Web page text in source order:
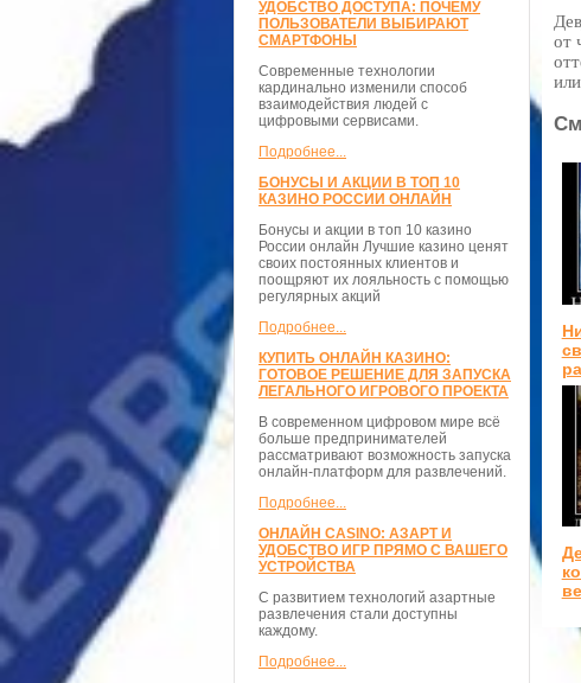
УДОБСТВО ДОСТУПА: ПОЧЕМУ
ПОЛЬЗОВАТЕЛИ ВЫБИРАЮТ
СМАРТФОНЫ
Современные технологии
кардинально изменили способ
взаимодействия людей с
цифровыми сервисами.
Подробнее...
БОНУСЫ И АКЦИИ В ТОП 10
КАЗИНО РОССИИ ОНЛАЙН
Бонусы и акции в топ 10 казино
России онлайн Лучшие казино ценят
своих постоянных клиентов и
поощряют их лояльность с помощью
регулярных акций
Подробнее...
КУПИТЬ ОНЛАЙН КАЗИНО:
ГОТОВОЕ РЕШЕНИЕ ДЛЯ ЗАПУСКА
ЛЕГАЛЬНОГО ИГРОВОГО ПРОЕКТА
В современном цифровом мире всё
больше предпринимателей
рассматривают возможность запуска
онлайн-платформ для развлечений.
Подробнее...
ОНЛАЙН CASINO: АЗАРТ И
УДОБСТВО ИГР ПРЯМО С ВАШЕГО
УСТРОЙСТВА
С развитием технологий азартные
развлечения стали доступны
каждому.
Подробнее...
от